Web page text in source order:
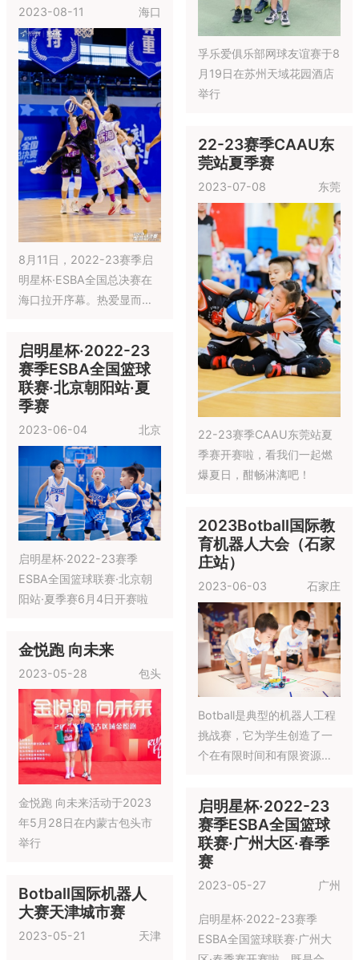
2023-08-11 海口
8月11日，2022-23赛季启
明星杯·ESBA全国总决赛在
海口拉开序幕。热爱显而易
能问鼎，撰写球队历史，一
旁观战，不如并肩上场！
启明星杯·2022-23
赛季ESBA全国篮球
联赛·北京朝阳站·夏
季赛
2023-06-04 北京
启明星杯·2022-23赛季
ESBA全国篮球联赛·北京朝
阳站·夏季赛6月4日开赛啦
金悦跑 向未来
2023-05-28 包头
金悦跑 向未来活动于2023
年5月28日在内蒙古包头市
举行
Botball国际机器人
大赛天津城市赛
2023-05-21 天津
孚乐爱俱乐部网球友谊赛于8
月19日在苏州天域花园酒店
举行
22-23赛季CAAU东
莞站夏季赛
2023-07-08 东莞
22-23赛季CAAU东莞站夏
季赛开赛啦，看我们一起燃
爆夏日，酣畅淋漓吧！
2023Botball国际教
育机器人大会（石家
庄站）
2023-06-03 石家庄
Botball是典型的机器人工程
挑战赛，它为学生创造了一
个在有限时间和有限资源的
工程问题的机会。比赛强调
公平竞赛原则，所有队伍都
使用官方提供的同样标准器
材进行搭建和编程
启明星杯·2022-23
赛季ESBA全国篮球
联赛·广州大区·春季
赛
2023-05-27 广州